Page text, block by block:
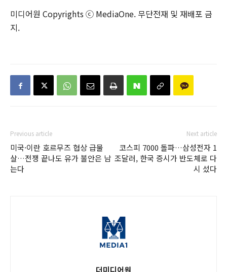
미디어원 Copyrights ⓒ MediaOne. 무단전재 및 재배포 금
지.
Previous article
미국·이란 호르무즈 협상 급물
살…전쟁 끝나도 유가 불안은 남
는다
Next article
코스피 7000 돌파…삼성전자 1
조달러, 한국 증시가 반도체로 다
시 섰다
더미디어원